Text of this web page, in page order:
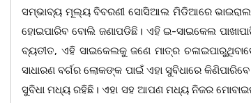
ସମ୍ଭାବ୍ୟ ମୂଲ୍ୟ ବିବରଣୀ ସୋସିଆଲ ମିଡିଆରେ ଭାଇରାଲ
ହୋଇପାରିବ ବୋଲି ଜଣାପଡିଛି। ଏହି ଇ-ସାଇକେଲ
ବ୍ୟତୀତ, ଏହି ସାଇକେଲକୁ ଜଣେ ମାତ୍ର
ସାଧାରଣ ବର୍ଗର ଲୋକଙ୍କ ପାଇଁ ଏହା ସୁବିଧାରେ
ସୁବିଧା ମଧ୍ୟ ରହିଛି। ଏହା ସହ ଆପଣ ମଧ୍ୟ ନିଜର